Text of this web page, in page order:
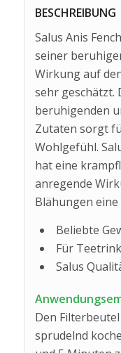
BESCHREIBUNG
Salus Anis
seiner
Wirkung auf
sehr geschätzt.
beruhigenden
Zutaten sorgt
Wohlgefühl.
hat eine
anregende
Blähungen
Beliebte
Für
Salus
Den
sprudelnd